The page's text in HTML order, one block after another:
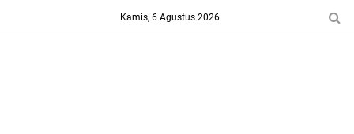
Kamis, 6 Agustus 2026